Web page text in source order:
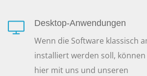
Desktop-Anwendungen
Wenn die Software klassisch
installiert werden soll, können
hier mit uns und unseren